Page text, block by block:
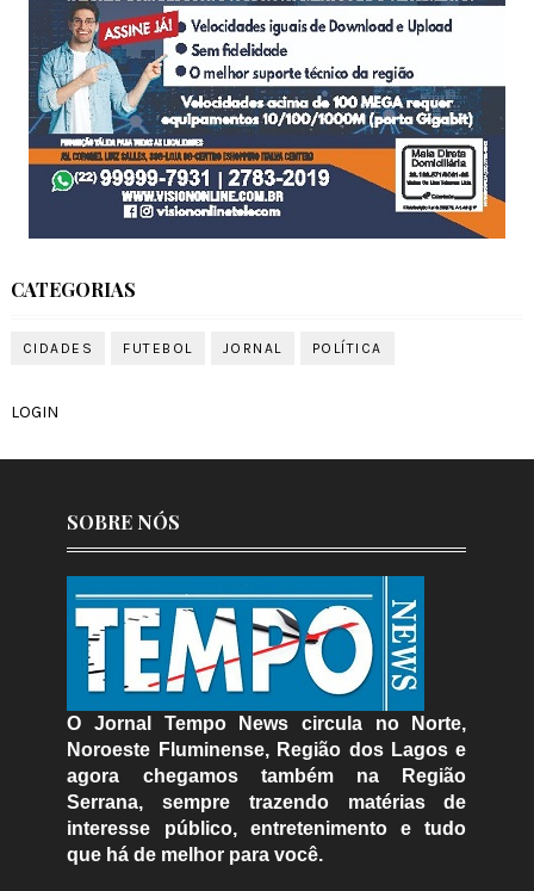
CATEGORIAS
CIDADES FUTEBOL JORNAL POLÍTICA
LOGIN
SOBRE NÓS
O Jornal Tempo News circula no Norte,
Noroeste Fluminense, Região dos Lagos e
agora chegamos também na Região
Serrana, sempre trazendo matérias de
interesse público, entretenimento e tudo
que há de melhor para você.